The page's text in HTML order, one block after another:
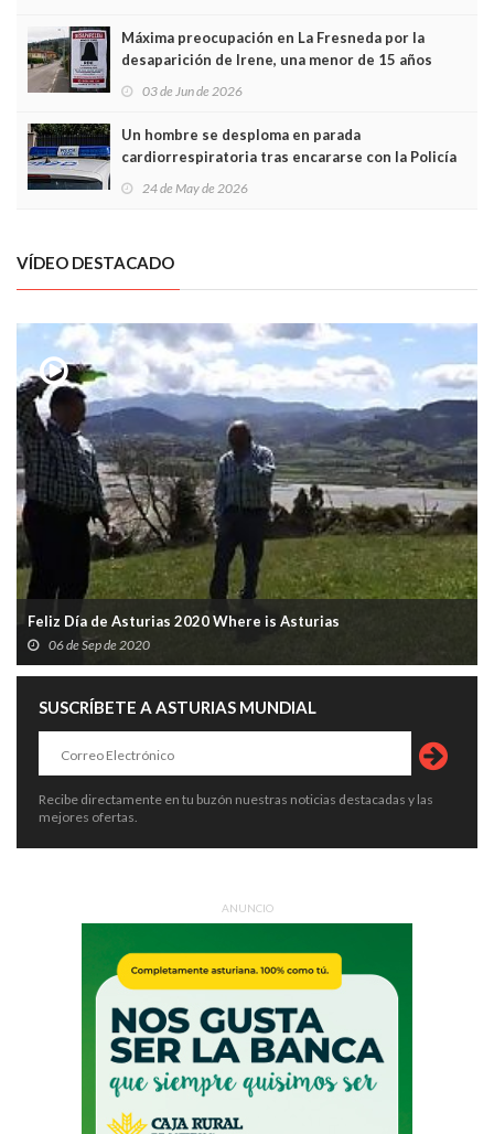
Máxima preocupación en La Fresneda por la
desaparición de Irene, una menor de 15 años
03 de Jun de 2026
Un hombre se desploma en parada
cardiorrespiratoria tras encararse con la Policía
Local en Luanco
24 de May de 2026
VÍDEO DESTACADO
Feliz Día de Asturias 2020 Where is Asturias
06 de Sep de 2020
SUSCRÍBETE A ASTURIAS MUNDIAL
Recibe directamente en tu buzón nuestras noticias destacadas y las
mejores ofertas.
ANUNCIO